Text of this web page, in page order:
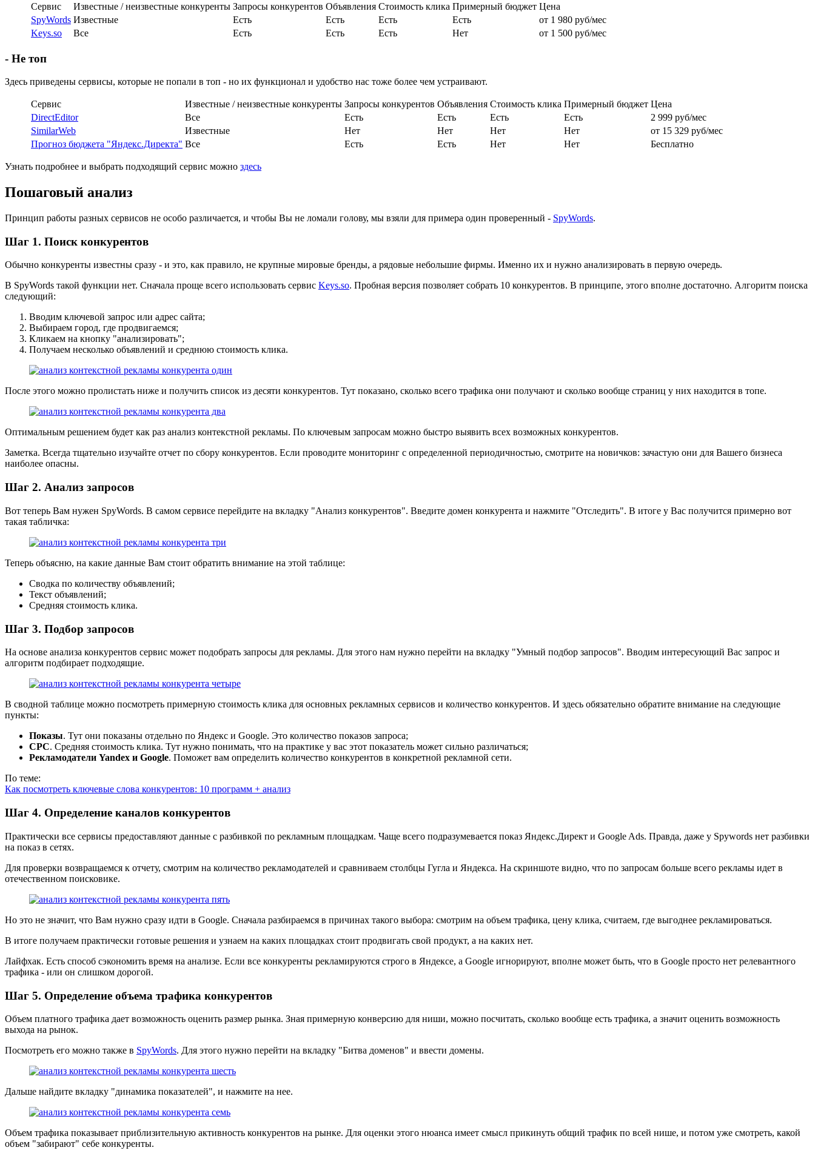
Сервис Известные / неизвестные конкуренты Запросы конкурентов Объявления Стоимость клика Примерный бюджет Цена
SpyWords Известные Есть Есть Есть Есть
от 1 980 руб/мес
Keys.so
Все Есть Есть Есть Нет от 1 500 руб/мес
- Не топ
Здесь приведены сервисы, которые не попали в топ - но их функционал и удобство нас тоже более чем устраивают.
Сервис Известные / неизвестные конкуренты Запросы конкурентов Объявления Стоимость клика Примерный бюджет Цена
DirectEditor
Все Есть Есть Есть Есть
2 999 руб/мес
SimilarWeb
Известные Нет Нет Нет Нет
от 15 329 руб/мес
Прогноз бюджета "Яндекс.Директа" Все Есть Есть Нет Нет Бесплатно
Узнать подробнее и выбрать подходящий сервис можно здесь
Пошаговый анализ
Принцип работы разных сервисов не особо различается, и чтобы Вы не ломали голову, мы взяли для примера один проверенный - SpyWords.
Шаг 1. Поиск конкурентов
Обычно конкуренты известны сразу - и это, как правило, не крупные мировые бренды, а рядовые небольшие фирмы. Именно их и нужно анализировать в первую очередь.
В SpyWords такой функции нет. Сначала проще всего использовать сервис Keys.so. Пробная версия позволяет собрать 10 конкурентов. В принципе, этого вполне достаточно. Алгоритм поиска
следующий:
Вводим ключевой запрос или адрес сайта;
Выбираем город, где продвигаемся;
Кликаем на кнопку "анализировать";
Получаем несколько объявлений и среднюю стоимость клика.
После этого можно пролистать ниже и получить список из десяти конкурентов. Тут показано, сколько всего трафика они получают и сколько вообще страниц у них находится в топе.
Оптимальным решением будет как раз анализ контекстной рекламы. По ключевым запросам можно быстро выявить всех возможных конкурентов.
Заметка. Всегда тщательно изучайте отчет по сбору конкурентов. Если проводите мониторинг с определенной периодичностью, смотрите на новичков: зачастую они для Вашего бизнеса
наиболее опасны.
Шаг 2. Анализ запросов
Вот теперь Вам нужен SpyWords. В самом сервисе перейдите на вкладку "Анализ конкурентов". Введите домен конкурента и нажмите "Отследить". В итоге у Вас получится примерно вот
такая табличка:
Теперь объясню, на какие данные Вам стоит обратить внимание на этой таблице:
Сводка по количеству объявлений;
Текст объявлений;
Средняя стоимость клика.
Шаг 3. Подбор запросов
На основе анализа конкурентов сервис может подобрать запросы для рекламы. Для этого нам нужно перейти на вкладку "Умный подбор запросов". Вводим интересующий Вас запрос и
алгоритм подбирает подходящие.
В сводной таблице можно посмотреть примерную стоимость клика для основных рекламных сервисов и количество конкурентов. И здесь обязательно обратите внимание на следующие
пункты:
Показы. Тут они показаны отдельно по Яндекс и Google. Это количество показов запроса;
CPC. Средняя стоимость клика. Тут нужно понимать, что на практике у вас этот показатель может сильно различаться;
Рекламодатели Yandex и Googlе. Поможет вам определить количество конкурентов в конкретной рекламной сети.
По теме:
Как посмотреть ключевые слова конкурентов: 10 программ + анализ
Шаг 4. Определение каналов конкурентов
Практически все сервисы предоставляют данные с разбивкой по рекламным площадкам. Чаще всего подразумевается показ Яндекс.Директ и Google Ads. Правда, даже у Spywords нет разбивки
на показ в сетях.
Для проверки возвращаемся к отчету, смотрим на количество рекламодателей и сравниваем столбцы Гугла и Яндекса. На скриншоте видно, что по запросам больше всего рекламы идет в
отечественном поисковике.
Но это не значит, что Вам нужно сразу идти в Google. Сначала разбираемся в причинах такого выбора: смотрим на объем трафика, цену клика, считаем, где выгоднее рекламироваться.
В итоге получаем практически готовые решения и узнаем на каких площадках стоит продвигать свой продукт, а на каких нет.
Лайфхак. Есть способ сэкономить время на анализе. Если все конкуренты рекламируются строго в Яндексе, а Google игнорируют, вполне может быть, что в Google просто нет релевантного
трафика - или он слишком дорогой.
Шаг 5. Определение объема трафика конкурентов
Объем платного трафика дает возможность оценить размер рынка. Зная примерную конверсию для ниши, можно посчитать, сколько вообще есть трафика, а значит оценить возможность
выхода на рынок.
Посмотреть его можно также в SpyWords. Для этого нужно перейти на вкладку "Битва доменов" и ввести домены.
Дальше найдите вкладку "динамика показателей", и нажмите на нее.
Объем трафика показывает приблизительную активность конкурентов на рынке. Для оценки этого нюанса имеет смысл прикинуть общий трафик по всей нише, и потом уже смотреть, какой
объем "забирают" себе конкуренты.